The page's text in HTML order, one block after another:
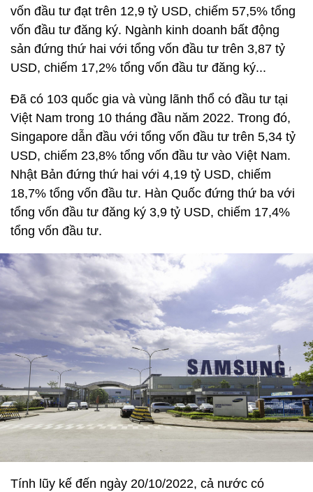
vốn đầu tư đạt trên 12,9 tỷ USD, chiếm 57,5% tổng
vốn đầu tư đăng ký. Ngành kinh doanh bất động
sản đứng thứ hai với tổng vốn đầu tư trên 3,87 tỷ
USD, chiếm 17,2% tổng vốn đầu tư đăng ký...
Đã có 103 quốc gia và vùng lãnh thổ có đầu tư tại
Việt Nam trong 10 tháng đầu năm 2022. Trong đó,
Singapore dẫn đầu với tổng vốn đầu tư trên 5,34 tỷ
USD, chiếm 23,8% tổng vốn đầu tư vào Việt Nam.
Nhật Bản đứng thứ hai với 4,19 tỷ USD, chiếm
18,7% tổng vốn đầu tư. Hàn Quốc đứng thứ ba với
tổng vốn đầu tư đăng ký 3,9 tỷ USD, chiếm 17,4%
tổng vốn đầu tư.
Tính lũy kế đến ngày 20/10/2022, cả nước có